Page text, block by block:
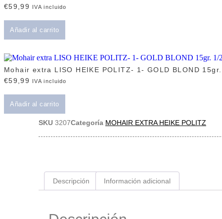
€59,99 IVA incluido
Añadir al carrito
Mohair extra LISO HEIKE POLITZ- 1- GOLD BLOND
€59,99 IVA incluido
Añadir al carrito
SKU 3207Categoría MOHAIR EXTRA HEIKE POLITZ
Descripción Información adicional